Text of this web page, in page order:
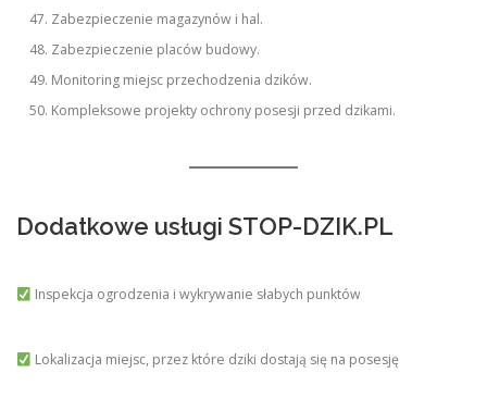
Zabezpieczenie magazynów i hal.
Zabezpieczenie placów budowy.
Monitoring miejsc przechodzenia dzików.
Kompleksowe projekty ochrony posesji przed dzikami.
Dodatkowe usługi STOP-DZIK.PL
Inspekcja ogrodzenia i wykrywanie słabych punktów
Lokalizacja miejsc, przez które dziki dostają się na posesję